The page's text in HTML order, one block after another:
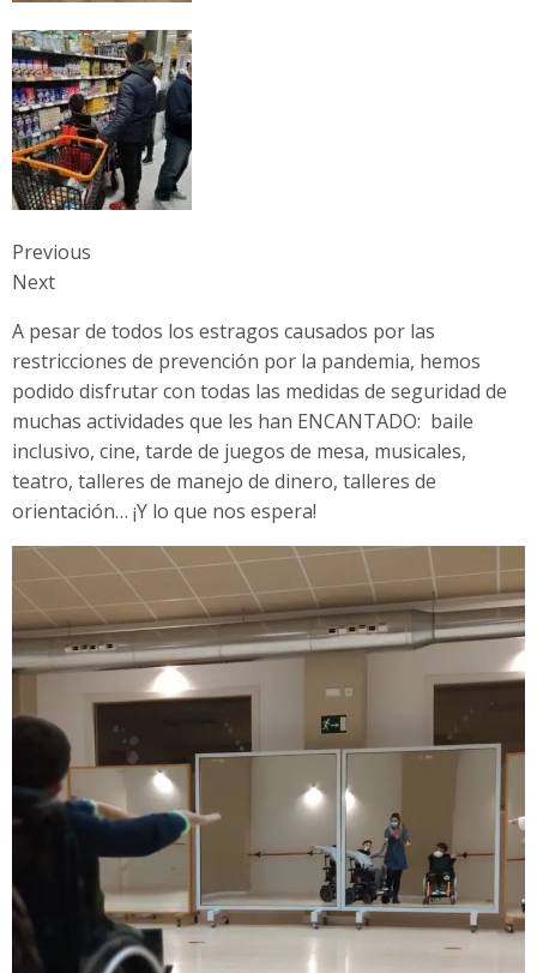
Previous
Next
A pesar de todos los estragos causados por las
restricciones de prevención por la pandemia, hemos
podido disfrutar con todas las medidas de seguridad de
muchas actividades que les han ENCANTADO: baile
inclusivo, cine, tarde de juegos de mesa, musicales,
teatro, talleres de manejo de dinero, talleres de
orientación… ¡Y lo que nos espera!